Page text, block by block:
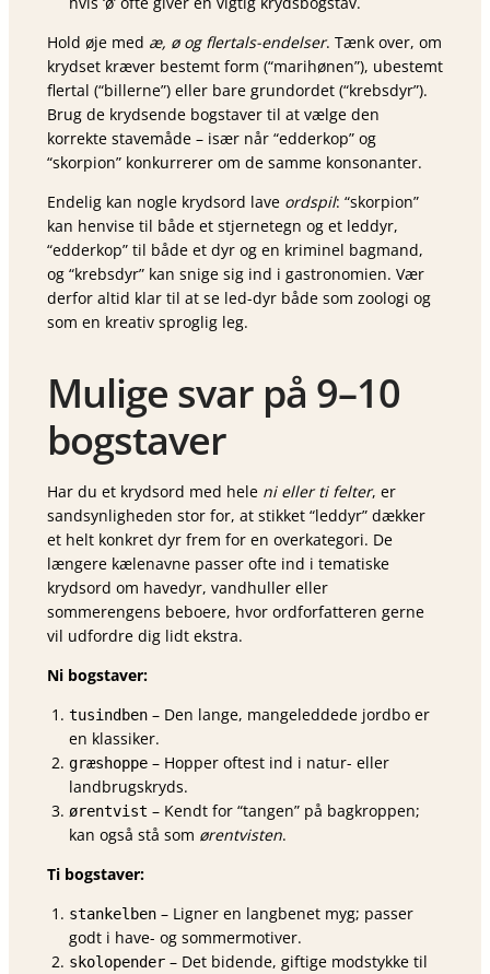
Hold øje med æ, ø og flertals-endelser. Tænk over, om
krydset kræver bestemt form (“marihønen”), ubestemt
flertal (“billerne”) eller bare grundordet (“krebsdyr”).
Brug de krydsende bogstaver til at vælge den
korrekte stavemåde – især når “edderkop” og
“skorpion” konkurrerer om de samme konsonanter.
Endelig kan nogle krydsord lave ordspil: “skorpion”
kan henvise til både et stjernetegn og et leddyr,
“edderkop” til både et dyr og en kriminel bagmand,
og “krebsdyr” kan snige sig ind i gastronomien. Vær
derfor altid klar til at se led-dyr både som zoologi og
som en kreativ sproglig leg.
Mulige svar på 9–10
bogstaver
Har du et krydsord med hele ni eller ti felter, er
sandsynligheden stor for, at stikket “leddyr” dækker
et helt konkret dyr frem for en overkategori. De
længere kælenavne passer ofte ind i tematiske
krydsord om havedyr, vandhuller eller
sommerengens beboere, hvor ordforfatteren gerne
vil udfordre dig lidt ekstra.
Ni bogstaver:
tusindben – Den lange, mangeleddede jordbo er
en klassiker.
græshoppe – Hopper oftest ind i natur- eller
landbrugskryds.
ørentvist – Kendt for “tangen” på bagkroppen;
kan også stå som ørentvisten.
Ti bogstaver:
stankelben – Ligner en langbenet myg; passer
godt i have- og sommermotiver.
skolopender – Det bidende, giftige modstykke til